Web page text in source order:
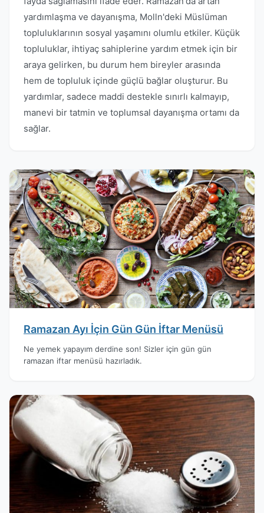
yardımlaşma ve dayanışma, Molln'deki Müslüman
topluluklarının sosyal yaşamını olumlu etkiler. Küçük
topluluklar, ihtiyaç sahiplerine yardım etmek için bir
araya gelirken, bu durum hem bireyler arasında
hem de topluluk içinde güçlü bağlar oluşturur. Bu
yardımlar, sadece maddi destekle sınırlı kalmayıp,
manevi bir tatmin ve toplumsal dayanışma ortamı da
sağlar.
Ramazan Ayı İçin Gün Gün İftar Menüsü
Ne yemek yapayım derdine son! Sizler için gün gün
ramazan iftar menüsü hazırladık.